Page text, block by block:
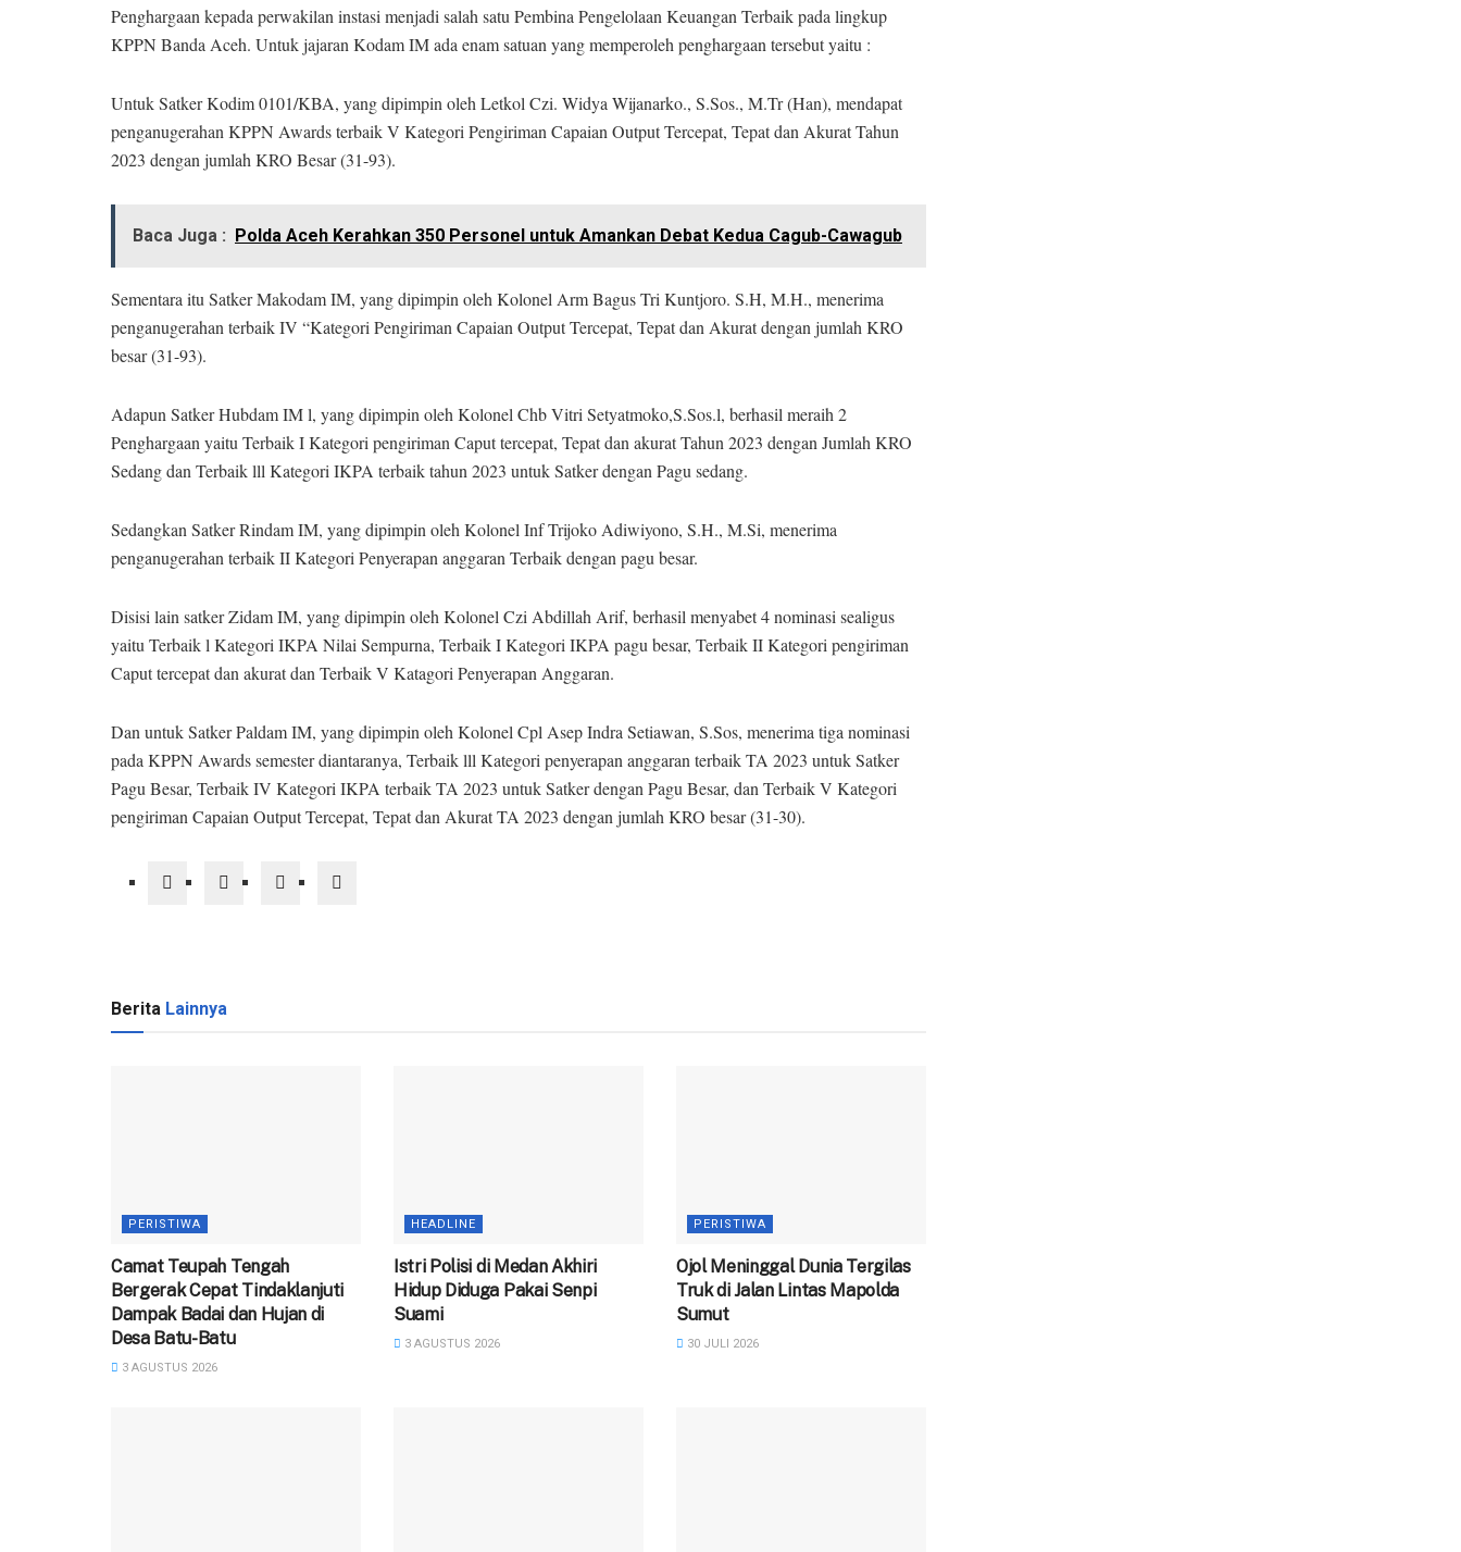
Penghargaan kepada perwakilan instasi menjadi salah satu Pembina Pengelolaan Keuangan Terbaik pada lingkup
KPPN Banda Aceh. Untuk jajaran Kodam IM ada enam satuan yang memperoleh penghargaan tersebut yaitu :
Untuk Satker Kodim 0101/KBA, yang dipimpin oleh Letkol Czi. Widya Wijanarko., S.Sos., M.Tr (Han), mendapat
penganugerahan KPPN Awards terbaik V Kategori Pengiriman Capaian Output Tercepat, Tepat dan Akurat Tahun
2023 dengan jumlah KRO Besar (31-93).
Baca Juga : Polda Aceh Kerahkan 350 Personel untuk Amankan Debat Kedua Cagub-Cawagub
Sementara itu Satker Makodam IM, yang dipimpin oleh Kolonel Arm Bagus Tri Kuntjoro. S.H, M.H., menerima
penganugerahan terbaik IV “Kategori Pengiriman Capaian Output Tercepat, Tepat dan Akurat dengan jumlah KRO
besar (31-93).
Adapun Satker Hubdam IM l, yang dipimpin oleh Kolonel Chb Vitri Setyatmoko,S.Sos.l, berhasil meraih 2
Penghargaan yaitu Terbaik I Kategori pengiriman Caput tercepat, Tepat dan akurat Tahun 2023 dengan Jumlah KRO
Sedang dan Terbaik lll Kategori IKPA terbaik tahun 2023 untuk Satker dengan Pagu sedang.
Sedangkan Satker Rindam IM, yang dipimpin oleh Kolonel Inf Trijoko Adiwiyono, S.H., M.Si, menerima
penganugerahan terbaik II Kategori Penyerapan anggaran Terbaik dengan pagu besar.
Disisi lain satker Zidam IM, yang dipimpin oleh Kolonel Czi Abdillah Arif, berhasil menyabet 4 nominasi sealigus
yaitu Terbaik l Kategori IKPA Nilai Sempurna, Terbaik I Kategori IKPA pagu besar, Terbaik II Kategori pengiriman
Caput tercepat dan akurat dan Terbaik V Katagori Penyerapan Anggaran.
Dan untuk Satker Paldam IM, yang dipimpin oleh Kolonel Cpl Asep Indra Setiawan, S.Sos, menerima tiga nominasi
pada KPPN Awards semester diantaranya, Terbaik lll Kategori penyerapan anggaran terbaik TA 2023 untuk Satker
Pagu Besar, Terbaik IV Kategori IKPA terbaik TA 2023 untuk Satker dengan Pagu Besar, dan Terbaik V Kategori
pengiriman Capaian Output Tercepat, Tepat dan Akurat TA 2023 dengan jumlah KRO besar (31-30).
Berita Lainnya
PERISTIWA
Camat Teupah Tengah
Bergerak Cepat Tindaklanjuti
Dampak Badai dan Hujan di
Desa Batu-Batu
3 AGUSTUS 2026
HEADLINE
‎Istri Polisi di Medan Akhiri
Hidup Diduga Pakai Senpi
Suami
3 AGUSTUS 2026
PERISTIWA
Ojol Meninggal Dunia Tergilas
Truk di Jalan Lintas Mapolda
Sumut
30 JULI 2026